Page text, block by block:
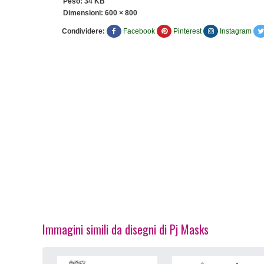
Dimensioni: 600 × 800
Condividere: Facebook Pinterest Instagram
Immagini simili da disegni di Pj Masks